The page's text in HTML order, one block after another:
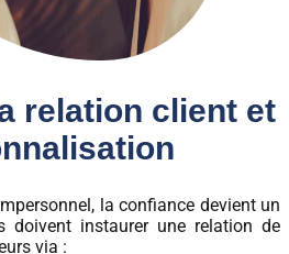
relation client et
la confiance devient un
doivent instaurer une relation de
via :